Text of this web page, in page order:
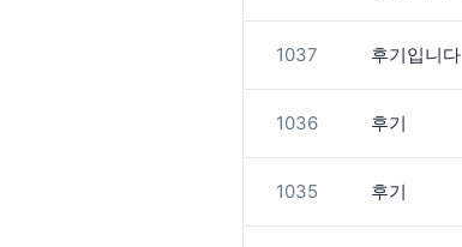
1037 후기입니다
1036 후기
1035 후기